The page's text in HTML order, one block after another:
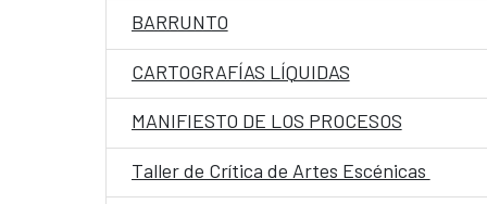
BARRUNTO
CARTOGRAFÍAS LÍQUIDAS
MANIFIESTO DE LOS PROCESOS
Taller de Crítica de Artes Escénicas